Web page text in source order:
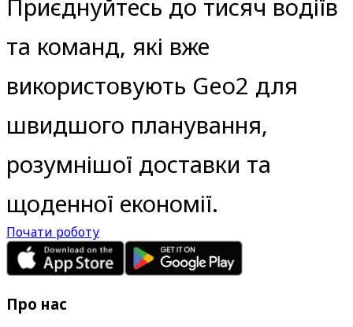
Приєднуйтесь до тисяч водіїв
та команд, які вже
використовують Geo2 для
швидшого планування,
розумнішої доставки та
щоденної економії.
Почати роботу
Про нас